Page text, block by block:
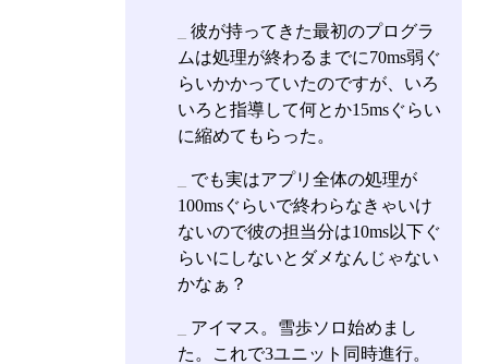
彼が持ってきた最初のプログラ
ムは処理が終わるまでに70ms弱ぐ
らいかかっていたのですが、いろ
いろと指導して何とか15msぐらい
に縮めてもらった。
でも実はアプリ全体の処理が
100msぐらいで終わらなきゃいけ
ないので彼の担当分は10ms以下ぐ
らいにしないとダメなんじゃない
かなぁ？
アイマス。雪歩ソロ始めまし
た。これで3ユニット同時進行。